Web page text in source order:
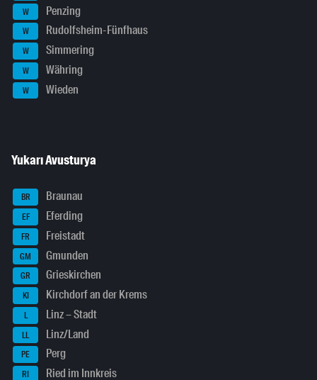
W Penzing
W Rudolfsheim-Fünfhaus
W Simmering
W Währing
W Wieden
Yukarı Avusturya
BR Braunau
EF Eferding
FR Freistadt
GM Gmunden
GR Grieskirchen
KI Kirchdorf an der Krems
L Linz – Stadt
LL Linz/Land
PE Perg
RI Ried im Innkreis